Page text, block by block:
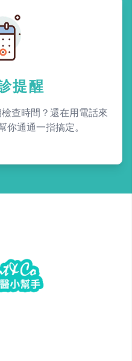
提醒
查時間？還在用電話來
你通通一指搞定。